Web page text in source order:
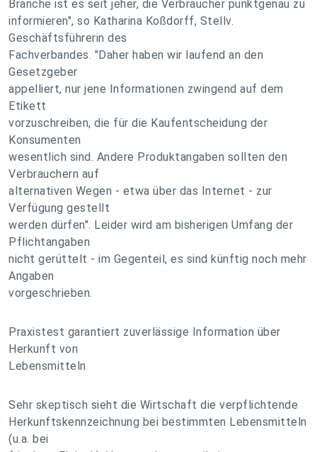
Branche ist es seit jeher, die Verbraucher punktgenau zu
informieren", so Katharina Koßdorff, Stellv.
Geschäftsführerin des
Fachverbandes. "Daher haben wir laufend an den
Gesetzgeber
appelliert, nur jene Informationen zwingend auf dem
Etikett
vorzuschreiben, die für die Kaufentscheidung der
Konsumenten
wesentlich sind. Andere Produktangaben sollten den
Verbrauchern auf
alternativen Wegen - etwa über das Internet - zur
Verfügung gestellt
werden dürfen". Leider wird am bisherigen Umfang der
Pflichtangaben
nicht gerüttelt - im Gegenteil, es sind künftig noch mehr
Angaben
vorgeschrieben.
Praxistest garantiert zuverlässige Information über
Herkunft von
Lebensmitteln
Sehr skeptisch sieht die Wirtschaft die verpflichtende
Herkunftskennzeichnung bei bestimmten Lebensmitteln
(u.a. bei